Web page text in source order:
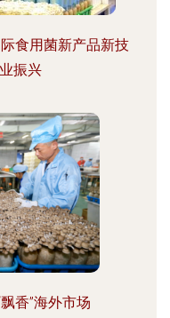
食用菌新产品新技
振兴
香”海外市场